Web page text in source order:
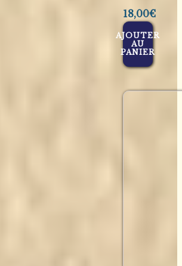
18,00€
AJOUTER
AU
PANIER